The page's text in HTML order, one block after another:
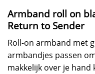
Armband roll on
Return to Sender
Roll-on armband met
armbandjes passen
makkelijk over je hand